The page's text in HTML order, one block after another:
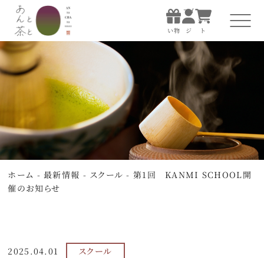
お買
い物
マイ
ペー
ジ
カー
ト
ペーカー
ホーム
あんと茶について
すべての商品
知る・体験する
ホーム -最新情報 - スクール -第1回 KANMI SCHOOL開
催のお知らせ
2025.04.01 スクール